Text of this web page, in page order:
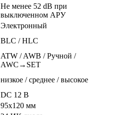
Не менее 52 dB при
выключенном АРУ
Электронный
BLC / HLC
ATW / AWB / Ручной /
AWC→SET
низкое / среднее / высокое
DC 12 B
95x120 мм